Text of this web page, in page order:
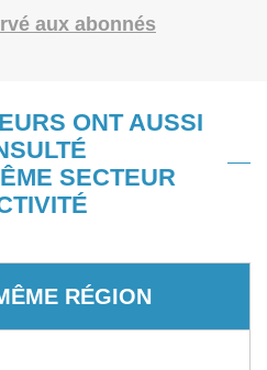
aux abonnés
ONT AUSSI
SECTEUR
RÉGION